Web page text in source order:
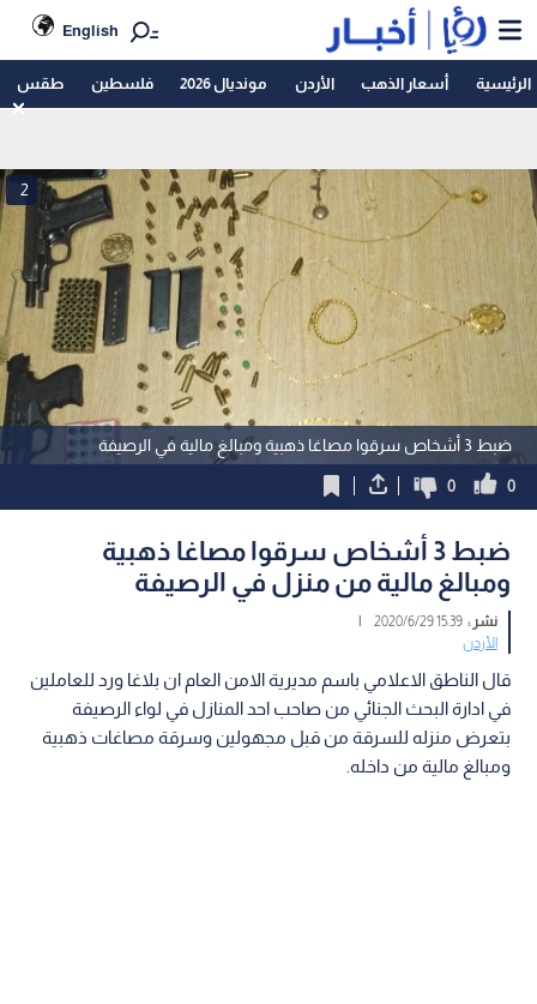
English
الرئيسية أسعار الذهب الأردن مونديال 2026 فلسطين طقس
ضبط 3 أشخاص سرقوا مصاغا ذهبية ومبالغ مالية في الرصيفة
2
0
0
ضبط 3 أشخاص سرقوا مصاغا ذهبية
ومبالغ مالية من منزل في الرصيفة
نشر :15:39 2020/6/29
|
الأردن
قال الناطق الاعلامي باسم مديرية الامن العام ان بلاغا ورد للعاملين
في ادارة البحث الجنائي من صاحب احد المنازل في لواء الرصيفة
بتعرض منزله للسرقة من قبل مجهولين وسرقة مصاغات ذهبية
ومبالغ مالية من داخله.